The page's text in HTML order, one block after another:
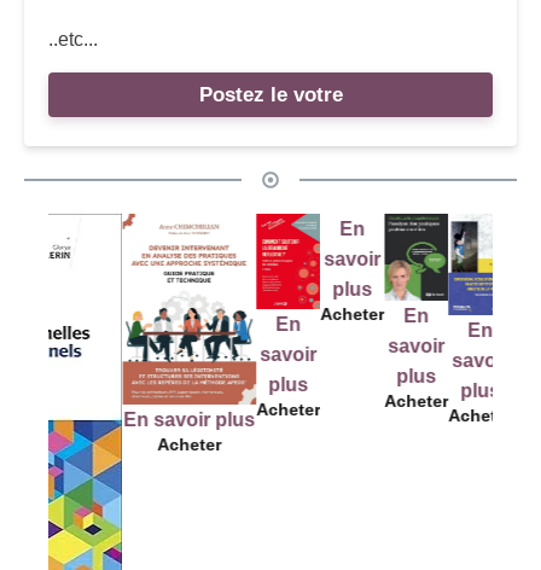
..etc...
Postez le votre
En savoir plus
Acheter
En
savoir
plus
Acheter
En
savoir
plus
Acheter
En
savoir
plus
Acheter
En
savoir
plus
Acheter